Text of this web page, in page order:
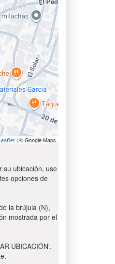
| © Google Maps
su ubicación, use
opciones de
la brújula (N),
mostrada por el
UBICACIÓN'.